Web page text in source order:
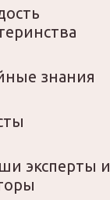
знания
эксперты и